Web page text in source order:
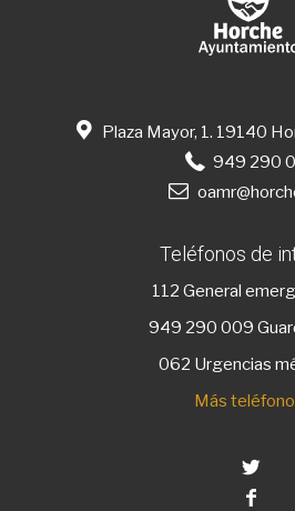
Plaza Mayor, 1. 19140
949 290
Teléfonos de
112 General
949 290 009
062 Urgencias
Más